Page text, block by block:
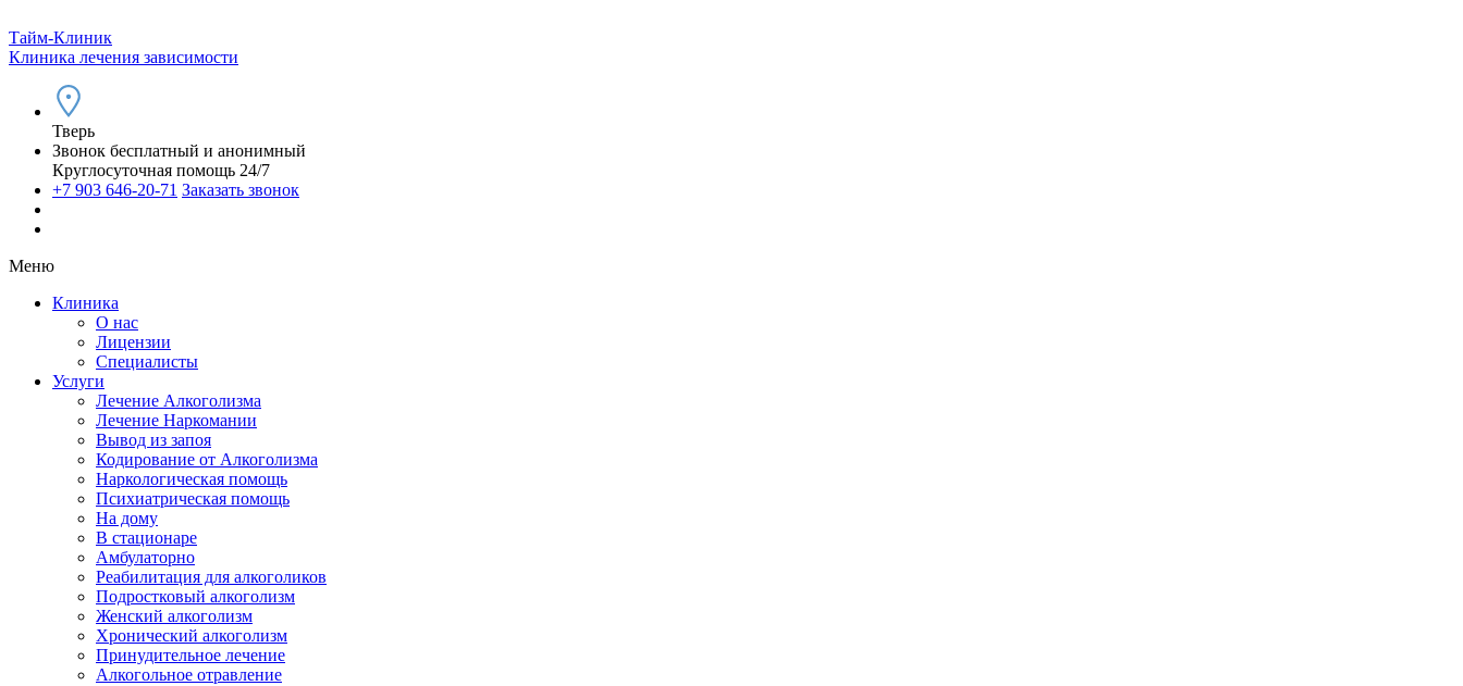
Тайм-Клиник
Клиника лечения зависимости
Тверь
Звонок бесплатный и анонимный
Круглосуточная помощь 24/7
+7 903 646-20-71 Заказать звонок
Меню
Клиника
О нас
Лицензии
Специалисты
Услуги
Лечение Алкоголизма
Лечение Наркомании
Вывод из запоя
Кодирование от Алкоголизма
Наркологическая помощь
Психиатрическая помощь
На дому
В стационаре
Амбулаторно
Реабилитация для алкоголиков
Подростковый алкоголизм
Женский алкоголизм
Хронический алкоголизм
Принудительное лечение
Алкогольное отравление